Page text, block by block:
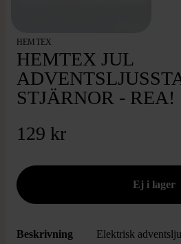
HEMTEX
HEMTEX JUL
STJÄRNOR - REA!
129 kr
Beskrivning
Elektrisk